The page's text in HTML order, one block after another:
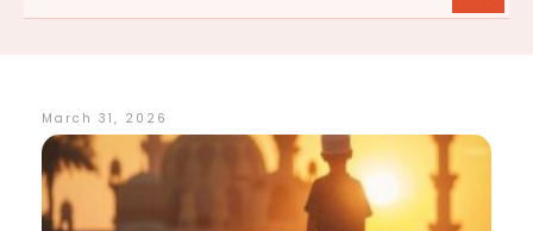
March 31, 2026